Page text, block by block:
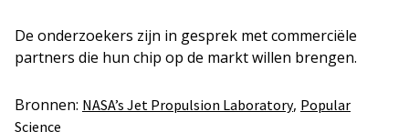
De onderzoekers zijn in gesprek met commerciële
partners die hun chip op de markt willen brengen.
Bronnen: NASA’s Jet Propulsion Laboratory, Popular
Science